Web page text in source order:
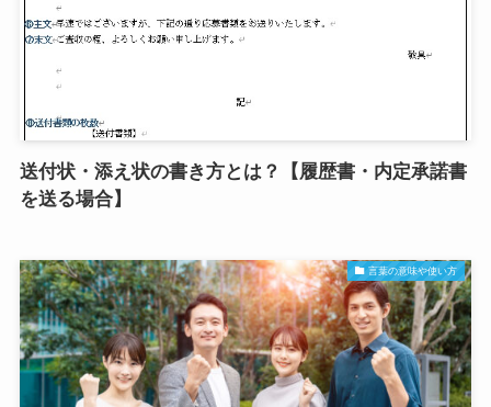
送付状・添え状の書き方とは？【履歴書・内定承諾書
を送る場合】
言葉の意味や使い方